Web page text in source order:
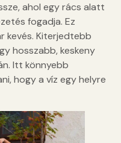
ahol egy rács alatt
fogadja. Ez
kevés. Kiterjedtebb
hosszabb, keskeny
Itt könnyebb
hogy a víz egy helyre